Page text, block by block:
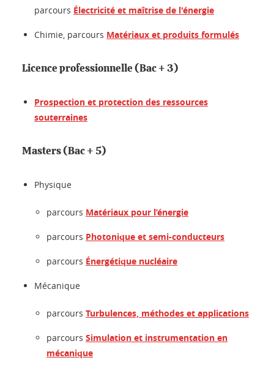
parcours Électricité et maîtrise de l'énergie
Chimie, parcours Matériaux et produits formulés
Licence professionnelle (Bac + 3)
Prospection et protection des ressources
souterraines
Masters (Bac + 5)
Physique
parcours Matériaux pour l’énergie
parcours Photonique et semi-conducteurs
parcours Énergétique nucléaire
Mécanique
parcours Turbulences, méthodes et applications
parcours Simulation et instrumentation en
mécanique